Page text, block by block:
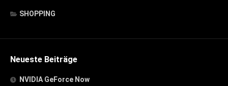
SHOPPING
Neueste Beiträge
NVIDIA GeForce Now